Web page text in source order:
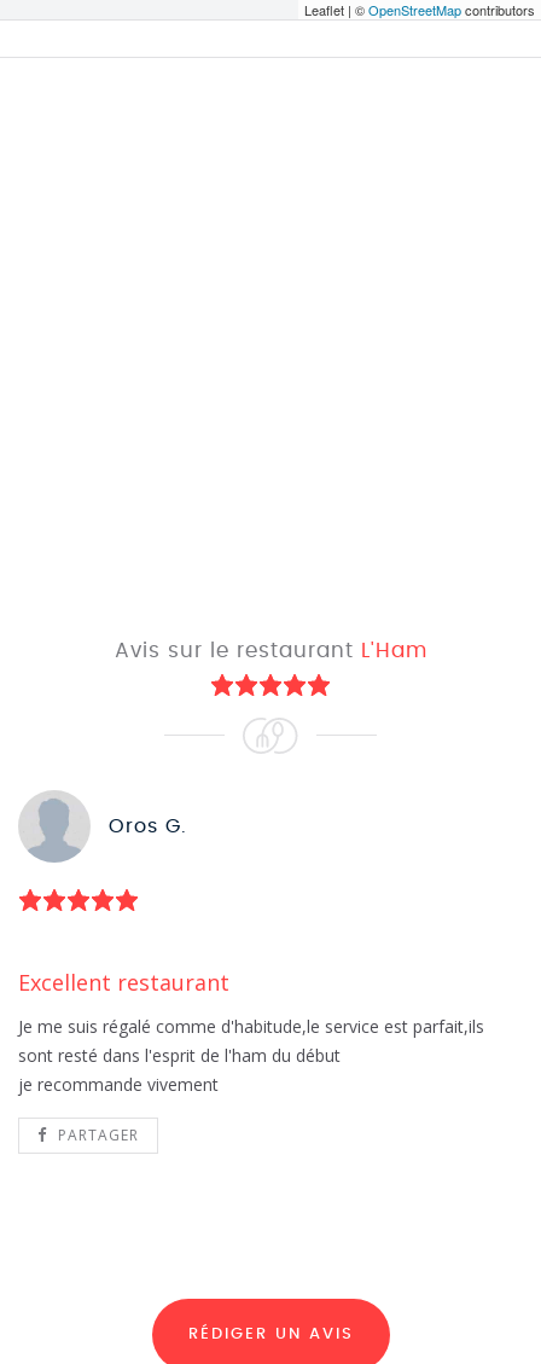
Leaflet | ©OpenStreetMapcontributors
Avis sur le restaurant L'Ham
Oros G.
Excellent restaurant
Je me suis régalé comme d'habitude,le service est parfait,ils
sont resté dans l'esprit de l'ham du début
je recommande vivement
PARTAGER
RÉDIGER UN AVIS